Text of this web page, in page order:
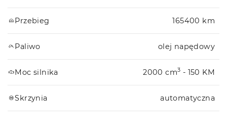
Przebieg 165400 km
Paliwo olej napędowy
Moc silnika 2000 cm3 - 150 KM
Skrzynia automatyczna